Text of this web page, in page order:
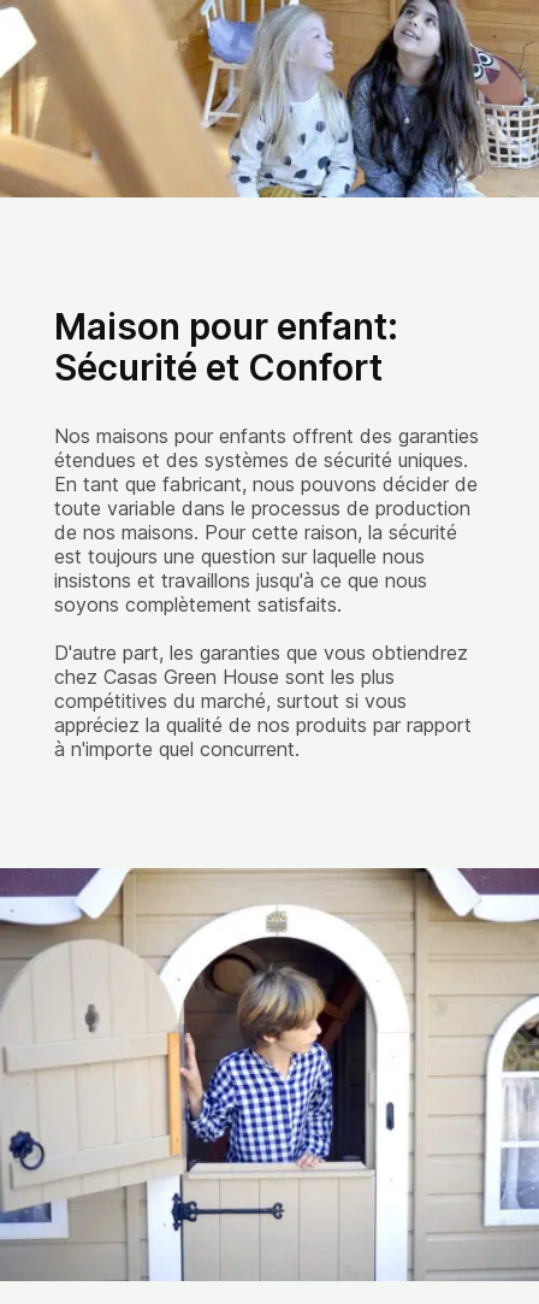
Maison pour enfant:
Sécurité et Confort
Nos maisons pour enfants offrent des garanties
étendues et des systèmes de sécurité uniques.
En tant que fabricant, nous pouvons décider de
toute variable dans le processus de production
de nos maisons. Pour cette raison, la sécurité
est toujours une question sur laquelle nous
insistons et travaillons jusqu'à ce que nous
soyons complètement satisfaits.
D'autre part, les garanties que vous obtiendrez
chez Casas Green House sont les plus
compétitives du marché, surtout si vous
appréciez la qualité de nos produits par rapport
à n'importe quel concurrent.